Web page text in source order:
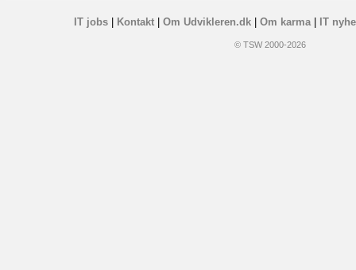
IT jobs| Kontakt| Om Udvikleren.dk| Om karma| IT
© TSW 2000-2026